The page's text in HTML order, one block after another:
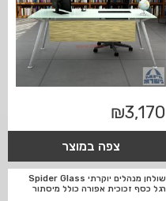
₪3,170
צפה במוצר
שולחן מנהלים יוקרתי Spider Glass
רגל כסף זכוכית אפורה כולל מיסתור